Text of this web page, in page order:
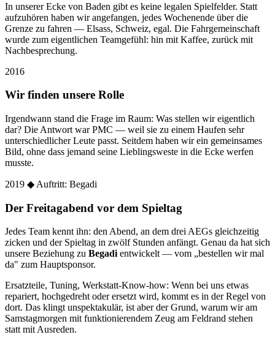
In unserer Ecke von Baden gibt es keine legalen Spielfelder. Statt
aufzuhören haben wir angefangen, jedes Wochenende über die
Grenze zu fahren — Elsass, Schweiz, egal. Die Fahrgemeinschaft
wurde zum eigentlichen Teamgefühl: hin mit Kaffee, zurück mit
Nachbesprechung.
2016
Wir finden unsere Rolle
Irgendwann stand die Frage im Raum: Was stellen wir eigentlich
dar? Die Antwort war PMC — weil sie zu einem Haufen sehr
unterschiedlicher Leute passt. Seitdem haben wir ein gemeinsames
Bild, ohne dass jemand seine Lieblingsweste in die Ecke werfen
musste.
2019 ◆ Auftritt: Begadi
Der Freitagabend vor dem Spieltag
Jedes Team kennt ihn: den Abend, an dem drei AEGs gleichzeitig
zicken und der Spieltag in zwölf Stunden anfängt. Genau da hat sich
unsere Beziehung zu Begadientwickelt — vom „bestellen wir mal
da" zum Hauptsponsor.
Ersatzteile, Tuning, Werkstatt-Know-how: Wenn bei uns etwas
repariert, hochgedreht oder ersetzt wird, kommt es in der Regel von
dort. Das klingt unspektakulär, ist aber der Grund, warum wir am
Samstagmorgen mit funktionierendem Zeug am Feldrand stehen
statt mit Ausreden.